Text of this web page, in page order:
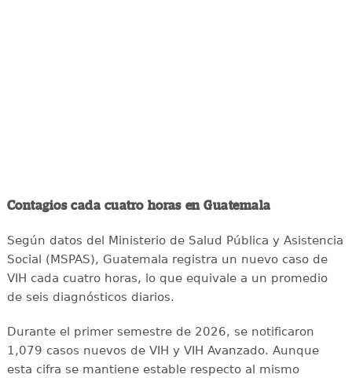
Contagios cada cuatro horas en Guatemala
Según datos del Ministerio de Salud Pública y Asistencia
Social (MSPAS), Guatemala registra un nuevo caso de
VIH cada cuatro horas, lo que equivale a un promedio
de seis diagnósticos diarios.
Durante el primer semestre de 2026, se notificaron
1,079 casos nuevos de VIH y VIH Avanzado. Aunque
esta cifra se mantiene estable respecto al mismo